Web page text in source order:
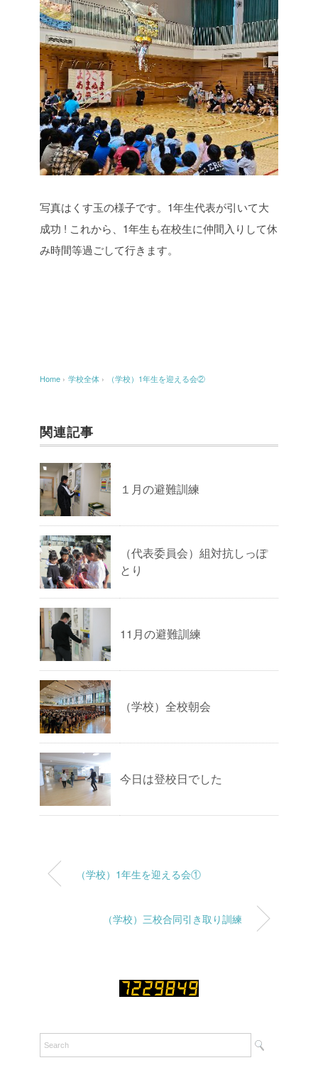
写真はくす玉の様子です。1年生代表が引いて大
成功 ! これから、1年生も在校生に仲間入りして休
み時間等過ごして行きます。
Home › 学校全体 › （学校）1年生を迎える会②
関連記事
１月の避難訓練
（代表委員会）組対抗しっぽ
とり
11月の避難訓練
（学校）全校朝会
今日は登校日でした
（学校）1年生を迎える会①
（学校）三校合同引き取り訓練